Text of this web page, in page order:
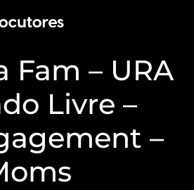
Fam – URA
Livre –
–